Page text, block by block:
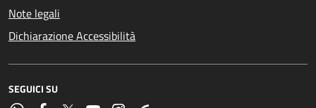
Note legali
Dichiarazione Accessibilità
SEGUICI SU